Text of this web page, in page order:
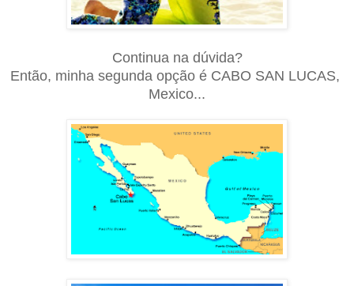
Continua na dúvida?
Então, minha segunda opção é CABO SAN LUCAS,
Mexico...